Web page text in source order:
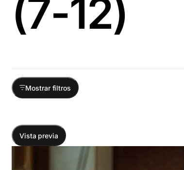
(7-12)
Mostrar filtros
Vista previa